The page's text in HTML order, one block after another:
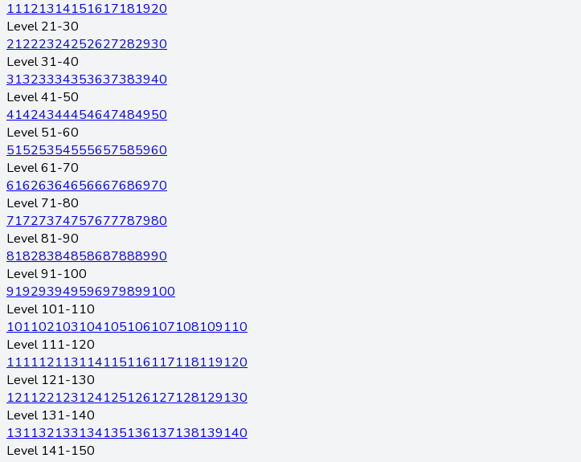
11121314151617181920
Level 21-30
21222324252627282930
Level 31-40
31323334353637383940
Level 41-50
41424344454647484950
Level 51-60
51525354555657585960
Level 61-70
61626364656667686970
Level 71-80
71727374757677787980
Level 81-90
81828384858687888990
Level 91-100
919293949596979899100
Level 101-110
101102103104105106107108109110
Level 111-120
111112113114115116117118119120
Level 121-130
121122123124125126127128129130
Level 131-140
131132133134135136137138139140
Level 141-150